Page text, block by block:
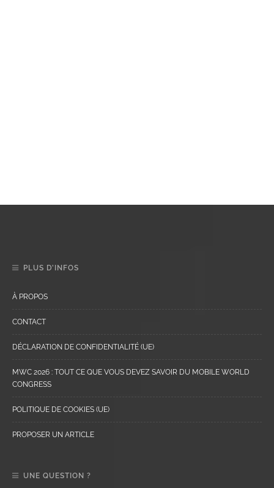
PLUS D’INFOS
À PROPOS
CONTACT
DÉCLARATION DE CONFIDENTIALITÉ (UE)
MWC 2026 : TOUT CE QUE VOUS DEVEZ SAVOIR DU MOBILE WORLD
CONGRESS
POLITIQUE DE COOKIES (UE)
PROPOSER UN ARTICLE
UNE QUESTION ?